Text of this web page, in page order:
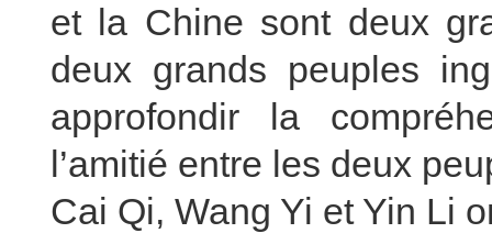
et la Chine sont deux
deux grands peuples
approfondir la
l’amitié entre les deux
Cai Qi, Wang Yi et Yin Li